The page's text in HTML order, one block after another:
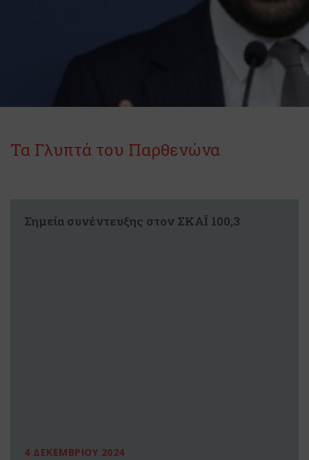
Τα Γλυπτά του Παρθενώνα
Σημεία συνέντευξης στον ΣΚΑΪ 100,3
4 ΔΕΚΕΜΒΡΙΟΥ 2024